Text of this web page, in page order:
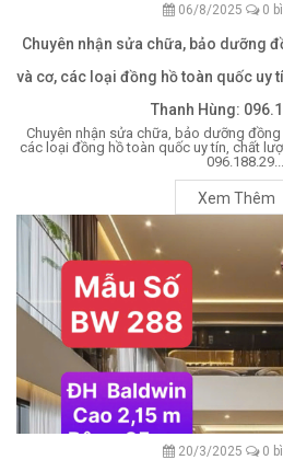
06/8/2025 0
Chuyên nhận sửa chữa, bảo dưỡng
và cơ, các loại đồng hồ toàn quốc uy
Thanh Hùng:
Chuyên nhận sửa chữa, bảo dưỡng
các loại đồng hồ toàn quốc uy tín, chất
096.188.29...
Xem Thêm
20/3/2025 0